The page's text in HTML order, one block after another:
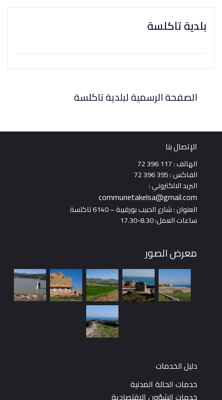
بلدية تاكلسة
الصفحة الرسمية لبلدية تاكلسة
الإتصال بنا
الهاتف : 117 396 72
الفاكس : 395 396 72
البريد الالكتروني :
communetakelsa@gmail.com
العنوان : شارع الحبيب بورقيبة – 6140 تاكلسة
ساعات العمل: 8.30-17.30
معرض الصور
دليل الخدمات
خدمات الحالة المدنية
خدمات الشؤون الاقتصادية